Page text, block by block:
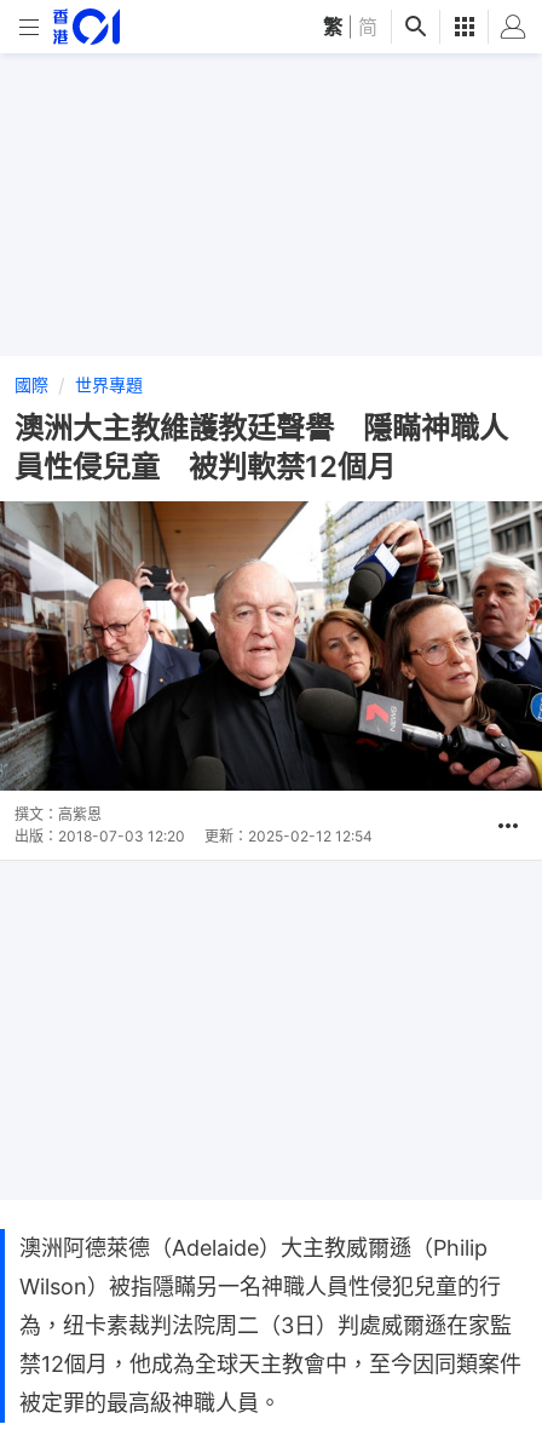
繁 简
國際 世界專題
澳洲大主教維護教廷聲譽 隱瞞神職人
員性侵兒童 被判軟禁12個月
撰文： 高紫恩
出版： 2018-07-03 12:20 更新： 2025-02-12 12:54
澳洲阿德萊德（Adelaide）大主教威爾遜（Philip
Wilson）被指隱瞞另一名神職人員性侵犯兒童的行
為，纽卡素裁判法院周二（3日）判處威爾遜在家監
禁12個月，他成為全球天主教會中，至今因同類案件
被定罪的最高級神職人員。